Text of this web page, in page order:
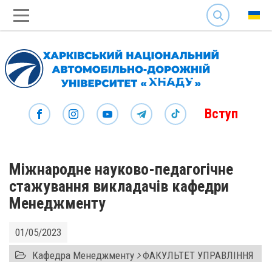
SEARCH
Вступ
Міжнародне науково-педагогічне
стажування викладачів кафедри
Менеджменту
01/05/2023
Кафедра Менеджменту ФАКУЛЬТЕТ УПРАВЛІННЯ